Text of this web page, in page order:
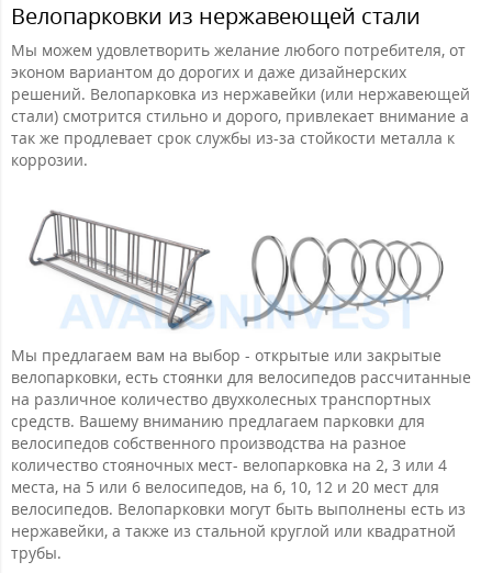
Велопарковки из нержавеющей стали
Мы можем удовлетворить желание любого потребителя, от
эконом вариантом до дорогих и даже дизайнерских
решений. Велопарковка из нержавейки (или нержавеющей
стали) смотрится стильно и дорого, привлекает внимание а
так же продлевает срок службы из-за стойкости металла к
коррозии.
Мы предлагаем вам на выбор - открытые или закрытые
велопарковки, есть стоянки для велосипедов рассчитанные
на различное количество двухколесных транспортных
средств. Вашему вниманию предлагаем парковки для
велосипедов собственного производства на разное
количество стояночных мест- велопарковка на 2, 3 или 4
места, на 5 или 6 велосипедов, на 6, 10, 12 и 20 мест для
велосипедов. Велопарковки могут быть выполнены есть из
нержавейки, а также из стальной круглой или квадратной
трубы.